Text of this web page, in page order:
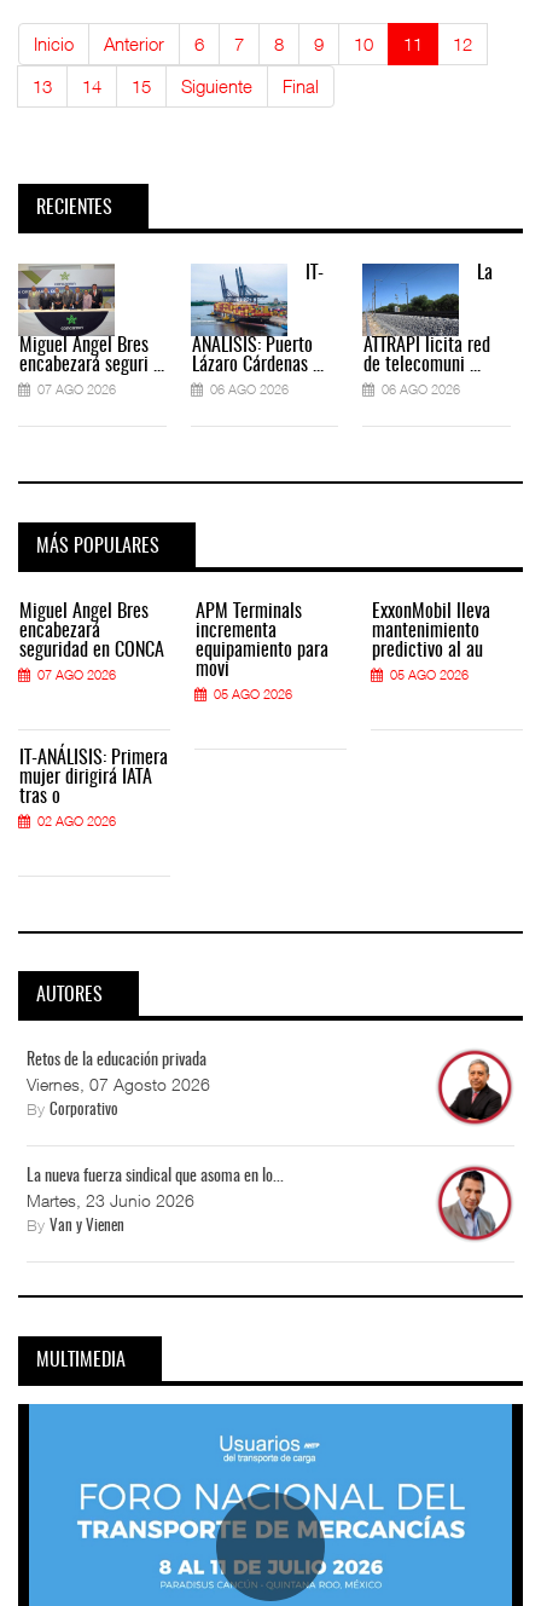
Inicio Anterior 6 7 8 9 10 11
12
13
14 15 Siguiente Final
RECIENTES
Miguel Ángel Bres
encabezará seguri ...
07 AGO 2026
IT-
ANÁLISIS: Puerto
Lázaro Cárdenas ...
06 AGO 2026
La
ATTRAPI licita red
de telecomuni ...
06 AGO 2026
MÁS POPULARES
Miguel Ángel Bres
encabezará
seguridad en CONCA
07 AGO 2026
IT-ANÁLISIS: Primera
mujer dirigirá IATA
tras o
02 AGO 2026
APM Terminals
incrementa
equipamiento para
movi
05 AGO 2026
ExxonMobil lleva
mantenimiento
predictivo al au
05 AGO 2026
AUTORES
Retos de la educación privada
Viernes, 07 Agosto 2026
By Corporativo
La nueva fuerza sindical que asoma en lo...
Martes, 23 Junio 2026
By Van y Vienen
MULTIMEDIA